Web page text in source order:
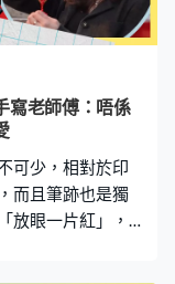
話，由於太滋
我初初係覆佢留
又話關於私隱，
電話，佢又話幫
，自己根本沒有
姐與對方
老師傅：唔係
可少，相對於印
而且筆跡也是獨
放眼一片紅」，